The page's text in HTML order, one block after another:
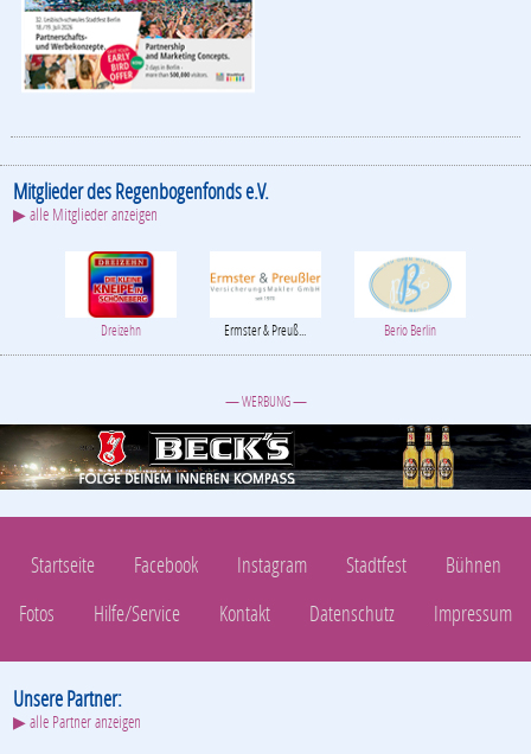
Mitglieder des Regenbogenfonds e.V.
▶ alle Mitglieder anzeigen
Dreizehn Ermster & Preuß... Berio Berlin
— WERBUNG —
Startseite Facebook Instagram Stadtfest
Bühnen
Fotos
Hilfe/Service Kontakt Datenschutz Impressum
Unsere Partner:
▶ alle Partner anzeigen